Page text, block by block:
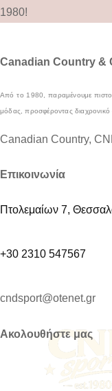
1980!
Canadian Country &
Από το 1980, παραμένουμε
μόδας, προσφέροντας διαχρονικό
Canadian Country,
Επικοινωνία
Πτολεμαίων 7,
+30 2310 547567
cndsport@otenet.gr
Ακολουθήστε μας